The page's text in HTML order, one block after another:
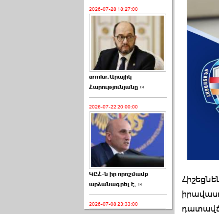
2026-07-28 18:27:00
armlur.Արայիկ
Հարությունյանը ›››
2026-07-22 20:00:00
ԿԸՀ-ն իր որոշմամբ
արձանագրել է, ›››
2026-07-08 23:33:00